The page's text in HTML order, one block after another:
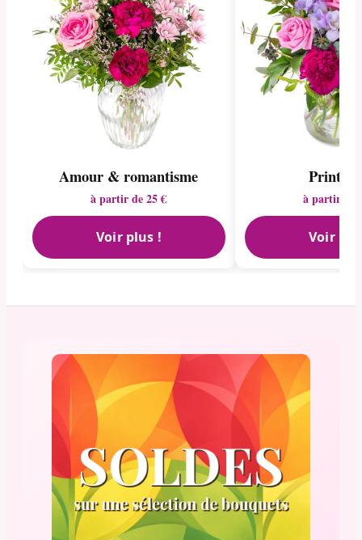
Amour & romantisme
à partir de 25 €
Voir plus !
à partir de
Voir